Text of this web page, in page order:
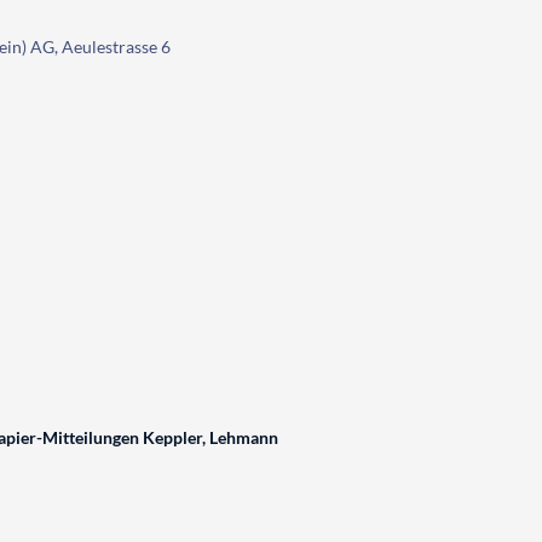
AG, Aeulestrasse 6
Mitteilungen Keppler, Lehmann